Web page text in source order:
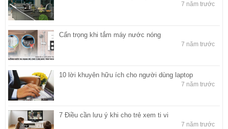
7 năm trước
Cẩn trọng khi tắm máy nước nóng
7 năm trước
10 lời khuyên hữu ích cho người dùng laptop
7 năm trước
7 Điều cần lưu ý khi cho trẻ xem ti vi
7 năm trước